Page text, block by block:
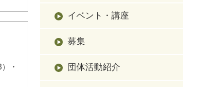
・
イベント・講座
募集
団体活動紹介